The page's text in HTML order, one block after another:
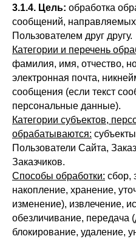
3.1.4. Цель: обработка
сообщений,
Пользователем друг другу.
Категории и перечень
фамилия, имя, отчество,
электронная почта,
сообщения (если текст
персональные данные).
Категории субъектов,
обрабатываются:
Пользователи Сайта,
Заказчиков.
Способы обработки: сбор,
накопление, хранение,
изменение), извлечение,
обезличивание, передача
блокирование, удаление,